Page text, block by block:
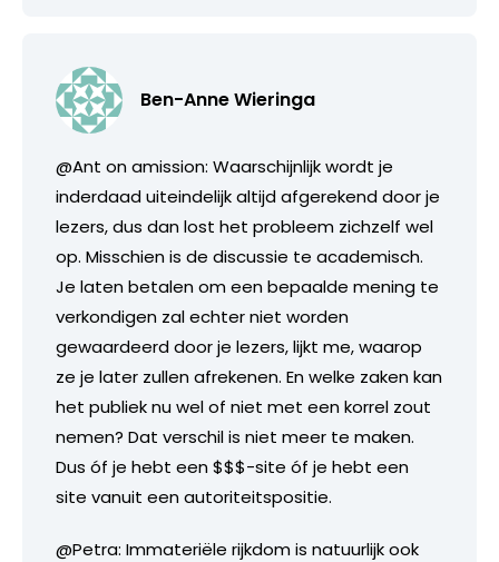
Ben-Anne Wieringa
@Ant on amission: Waarschijnlijk wordt je
inderdaad uiteindelijk altijd afgerekend door je
lezers, dus dan lost het probleem zichzelf wel
op. Misschien is de discussie te academisch.
Je laten betalen om een bepaalde mening te
verkondigen zal echter niet worden
gewaardeerd door je lezers, lijkt me, waarop
ze je later zullen afrekenen. En welke zaken kan
het publiek nu wel of niet met een korrel zout
nemen? Dat verschil is niet meer te maken.
Dus óf je hebt een $$$-site óf je hebt een
site vanuit een autoriteitspositie.
@Petra: Immateriële rijkdom is natuurlijk ook